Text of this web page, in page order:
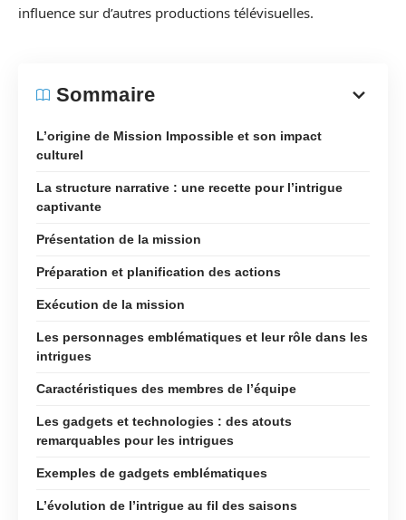
influence sur d’autres productions télévisuelles.
Sommaire
L’origine de Mission Impossible et son impact
culturel
La structure narrative : une recette pour l’intrigue
captivante
Présentation de la mission
Préparation et planification des actions
Exécution de la mission
Les personnages emblématiques et leur rôle dans les
intrigues
Caractéristiques des membres de l’équipe
Les gadgets et technologies : des atouts
remarquables pour les intrigues
Exemples de gadgets emblématiques
L’évolution de l’intrigue au fil des saisons